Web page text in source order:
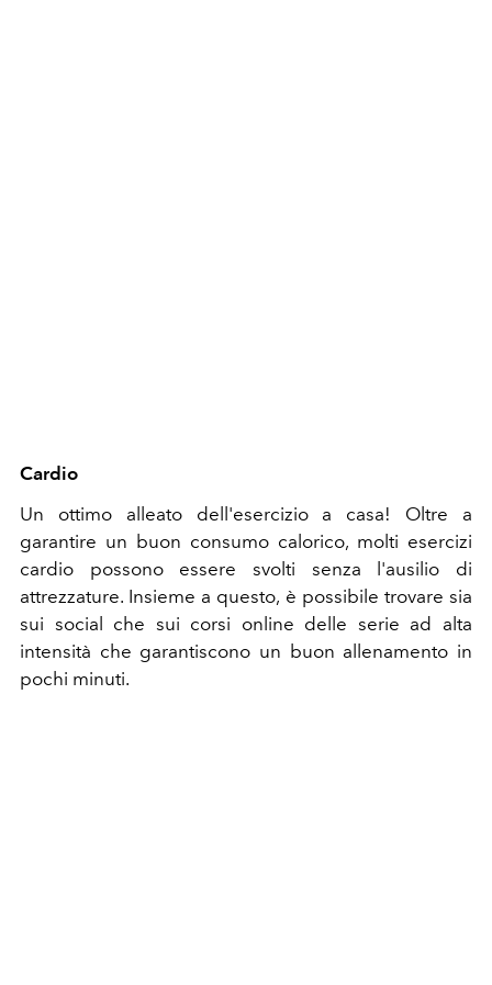
Cardio
Un ottimo alleato dell'esercizio a casa! Oltre a
garantire un buon consumo calorico, molti esercizi
cardio possono essere svolti senza l'ausilio di
attrezzature. Insieme a questo, è possibile trovare sia
sui social che sui corsi online delle serie ad alta
intensità che garantiscono un buon allenamento in
pochi minuti.